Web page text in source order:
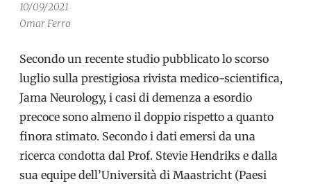
10/09/2021
Omar Ferro
Secondo un recente studio pubblicato lo scorso
luglio sulla prestigiosa rivista medico-scientifica,
Jama Neurology, i casi di demenza a esordio
precoce sono almeno il doppio rispetto a quanto
finora stimato. Secondo i dati emersi da una
ricerca condotta dal Prof. Stevie Hendriks e dalla
sua equipe dell’Università di Maastricht (Paesi